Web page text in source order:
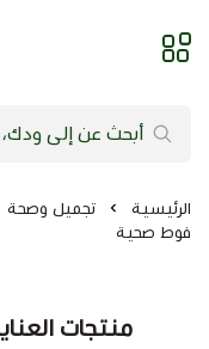
الرئيسية تجميل وصحة
فوط صحية
منتجات